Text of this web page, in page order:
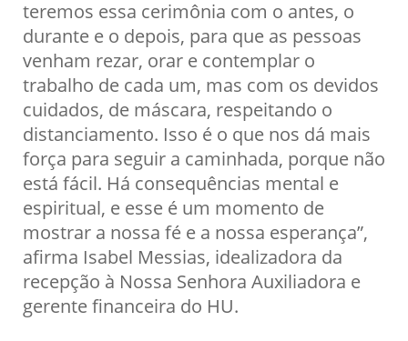
teremos essa cerimônia com o antes, o
durante e o depois, para que as pessoas
venham rezar, orar e contemplar o
trabalho de cada um, mas com os devidos
cuidados, de máscara, respeitando o
distanciamento. Isso é o que nos dá mais
força para seguir a caminhada, porque não
está fácil. Há consequências mental e
espiritual, e esse é um momento de
mostrar a nossa fé e a nossa esperança”,
afirma Isabel Messias, idealizadora da
recepção à Nossa Senhora Auxiliadora e
gerente financeira do HU.